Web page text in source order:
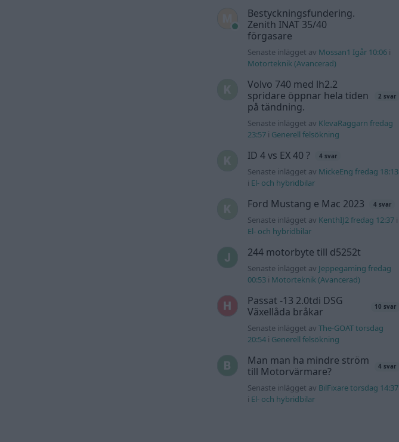
Bestyckningsfundering.
Zenith INAT 35/40
förgasare
Senaste inlägget av Mossan1 Igår 10:06 i
Motorteknik (Avancerad)
Volvo 740 med lh2.2
spridare öppnar hela tiden
på tändning.
2 svar
Senaste inlägget av KlevaRaggarn fredag
23:57 i Generell felsökning
ID 4 vs EX 40 ? 4 svar
Senaste inlägget av MickeEng fredag 18:13
i El- och hybridbilar
Ford Mustang e Mac 2023 4 svar
Senaste inlägget av KenthIJ2 fredag 12:37 i
El- och hybridbilar
244 motorbyte till d5252t
Senaste inlägget av Jeppegaming fredag
00:53 i Motorteknik (Avancerad)
Passat -13 2.0tdi DSG
Växellåda bråkar
10 svar
Senaste inlägget avThe-GOAT torsdag
20:54 i Generell felsökning
Man man ha mindre ström
till Motorvärmare?
4 svar
Senaste inlägget av BilFixare torsdag 14:37
i El- och hybridbilar